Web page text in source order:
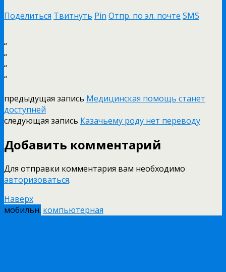
Поделиться Твитнуть Pin Отпр. по эл. почте SMS
“
“
“
“
предыдущая запись Медицинская помощь станет
доступней
следующая запись Казачьему роду нет переводу
Добавить комментарий
Для отправки комментария вам необходимо
авторизоваться.
Наверх
мобильн. компьютерная